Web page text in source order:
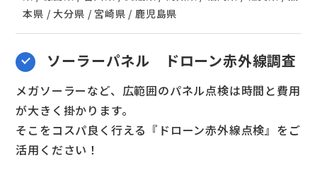
本県 / 大分県 / 宮崎県 / 鹿児島県
ソーラーパネル ドローン赤外線調査
メガソーラーなど、広範囲のパネル点検は時間と費用
が大きく掛かります。
そこをコスパ良く行える『ドローン赤外線点検』をご
活用ください！